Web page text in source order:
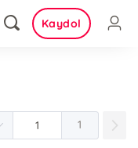
Kaydol
1